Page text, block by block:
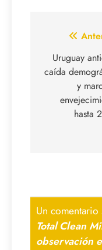
de
entradas
Uruguay
caída
y
hasta
Un comentario
Total Clean
observación